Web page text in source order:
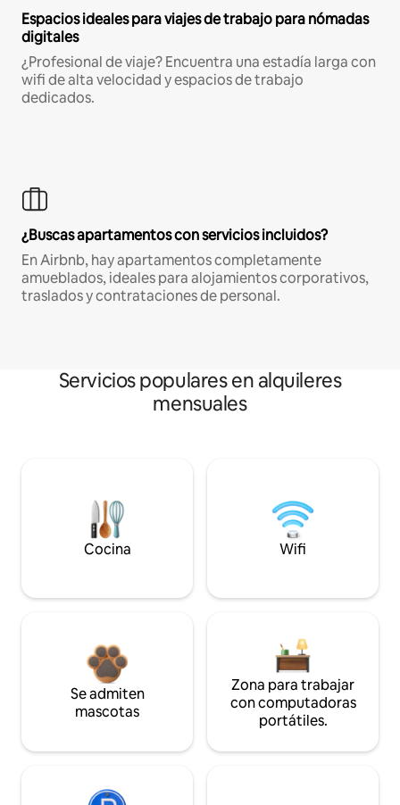
Espacios ideales para viajes de trabajo para nómadas
digitales
¿Profesional de viaje? Encuentra una estadía larga con
wifi de alta velocidad y espacios de trabajo
dedicados.
¿Buscas apartamentos con servicios incluidos?
En Airbnb, hay apartamentos completamente
amueblados, ideales para alojamientos corporativos,
traslados y contrataciones de personal.
Servicios populares en alquileres
mensuales
Cocina Wifi
Se admiten
mascotas
Zona para trabajar
con computadoras
portátiles.